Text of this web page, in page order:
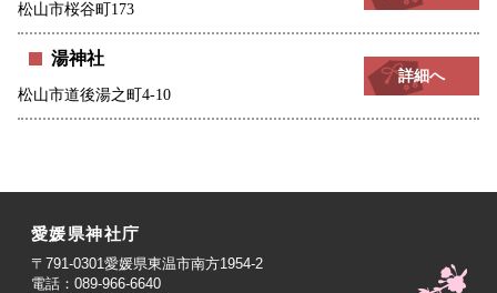
松山市桜谷町173
湯神社
松山市道後湯之町4-10
詳細へ
愛媛県神社庁
〒791-0301愛媛県東温市南方1954-2
電話：089-966-6640